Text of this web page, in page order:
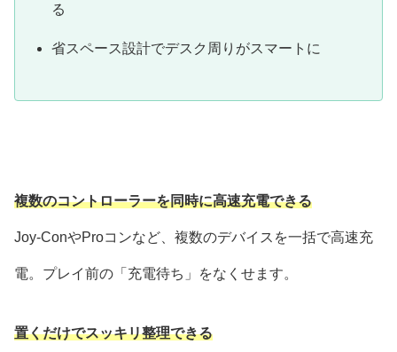
る
省スペース設計でデスク周りがスマートに
複数のコントローラーを同時に高速充電できる
Joy-ConやProコンなど、複数のデバイスを一括で高速充
電。プレイ前の「充電待ち」をなくせます。
置くだけでスッキリ整理できる